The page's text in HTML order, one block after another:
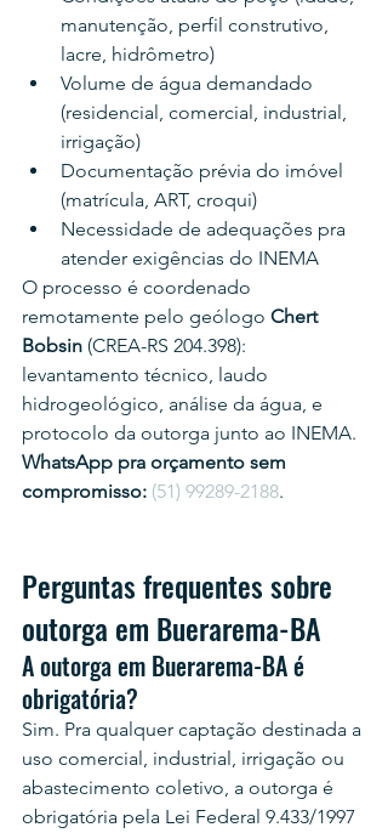
manutenção, perfil construtivo,
lacre, hidrômetro)
Volume de água demandado
(residencial, comercial, industrial,
irrigação)
Documentação prévia do imóvel
(matrícula, ART, croqui)
Necessidade de adequações pra
atender exigências do INEMA
O processo é coordenado
remotamente pelo geólogo Chert
Bobsin (CREA-RS 204.398):
levantamento técnico, laudo
hidrogeológico, análise da água, e
protocolo da outorga junto ao INEMA.
WhatsApp pra orçamento sem
compromisso: (51) 99289-2188.
Perguntas frequentes sobre
outorga em Buerarema-BA
A outorga em Buerarema-BA é
obrigatória?
Sim. Pra qualquer captação destinada a
uso comercial, industrial, irrigação ou
abastecimento coletivo, a outorga é
obrigatória pela Lei Federal 9.433/1997